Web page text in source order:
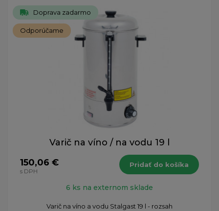
Doprava zadarmo
Odporúčame
Varič na víno / na vodu 19 l
150,06 €
s DPH
Pridať do košíka
6 ks na externom sklade
Varič na víno a vodu Stalgast 19 l - rozsah